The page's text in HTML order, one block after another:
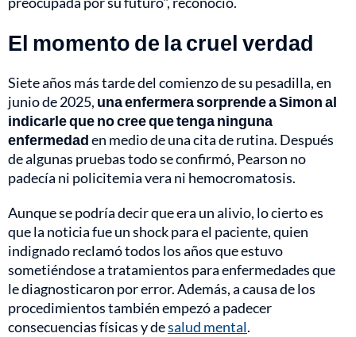
El momento de la cruel verdad
Siete años más tarde del comienzo de su pesadilla, en
junio de 2025, una enfermera sorprende a Simon al
indicarle que no cree que tenga ninguna
enfermedaden medio de una cita de rutina. Después
de algunas pruebas todo se confirmó, Pearson no
padecía ni policitemia vera ni hemocromatosis.
Aunque se podría decir que era un alivio, lo cierto es
que la noticia fue un shock para el paciente, quien
indignado reclamó todos los años que estuvo
sometiéndose a tratamientos para enfermedades que
le diagnosticaron por error. Además, a causa de los
procedimientos también empezó a padecer
consecuencias físicas y desalud mental.